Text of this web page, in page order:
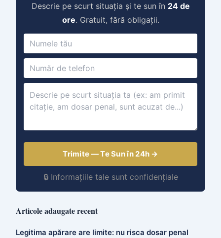
Descrie pe scurt situația și te sun în 24 de
ore. Gratuit, fără obligații.
Trimite — Te Sun în 24h →
🔒 Informațiile tale sunt confidențiale
Articole adaugate recent
Legitima apărare are limite: nu risca dosar penal